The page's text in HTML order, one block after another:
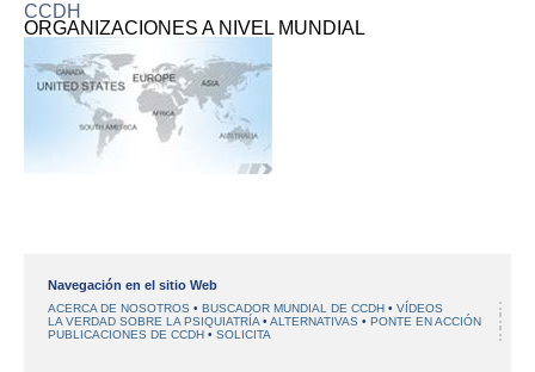
CCDH
ORGANIZACIONES A NIVEL MUNDIAL
Navegación en el sitio Web
ACERCA DE NOSOTROS BUSCADOR MUNDIAL DE CCDH
VÍDEOS
LA VERDAD SOBRE LA PSIQUIATRÍA
ALTERNATIVAS
PONTE EN ACCIÓN
PUBLICACIONES DE CCDH
SOLICITA